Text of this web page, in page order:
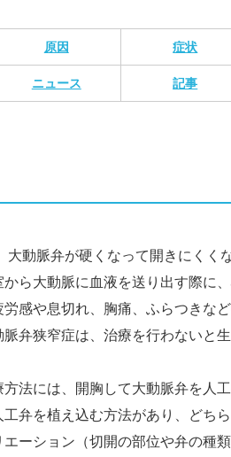
原因 症状
ニュース 記事
大動脈弁が硬くなって開きにくく
ら大動脈に血液を送り出す際に
感や息切れ、胸痛、ふらつきな
弁狭窄症は、治療を行わないと
法には、開胸して大動脈弁を人
弁を植え込む方法があり、どち
ーション（切開の部位や弁の種